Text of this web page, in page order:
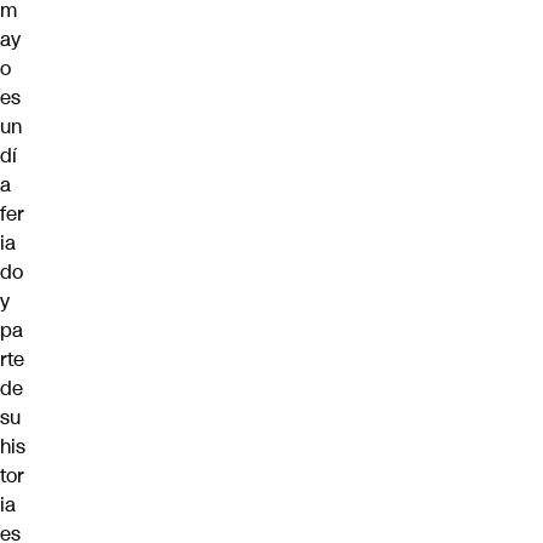
m
ay
o
es
un
dí
a
fer
ia
do
y
pa
rte
de
su
his
tor
ia
es